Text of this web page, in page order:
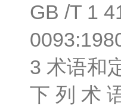
GB /T 1
3 术语和
下 列 术